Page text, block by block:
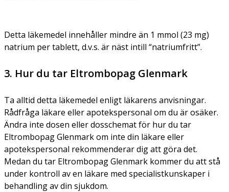
Detta läkemedel innehåller mindre än 1 mmol (23 mg)
natrium per tablett, d.v.s. är näst intill “natriumfritt”.
3. Hur du tar Eltrombopag Glenmark
Ta alltid detta läkemedel enligt läkarens anvisningar.
Rådfråga läkare eller apotekspersonal om du är osäker.
Ändra inte dosen eller dosschemat för hur du tar
Eltrombopag Glenmark om inte din läkare eller
apotekspersonal rekommenderar dig att göra det.
Medan du tar Eltrombopag Glenmark kommer du att stå
under kontroll av en läkare med specialistkunskaper i
behandling av din sjukdom.